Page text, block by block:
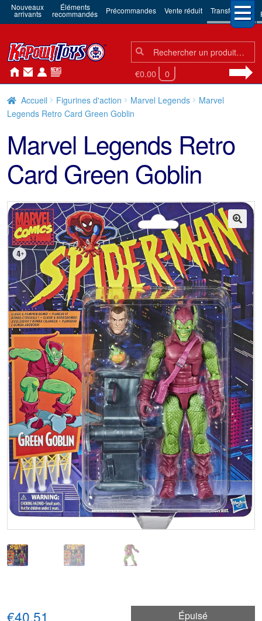
Nouveaux
arrivants
Éléments
recommandés Précommandes Vente réduit Transformers
Chercher:
Chercher
€0.00 0
Accueil Figurines d'action Marvel Legends
Marvel
Legends Retro Card Green Goblin
Marvel Legends Retro
Card Green Goblin
🔍
Épuisé
€40.51